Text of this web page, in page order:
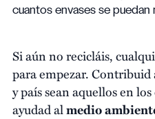
cuantos envases se puedan
Si aún no recicláis,
para empezar.
y país sean aquellos en
ayudad almedio